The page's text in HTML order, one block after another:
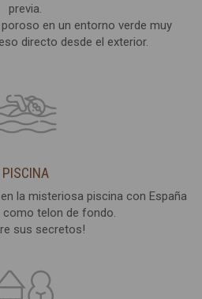
previa.
en un entorno verde muy
directo desde el exterior.
PISCINA
la misteriosa piscina con España
como telon de fondo.
sus secretos!